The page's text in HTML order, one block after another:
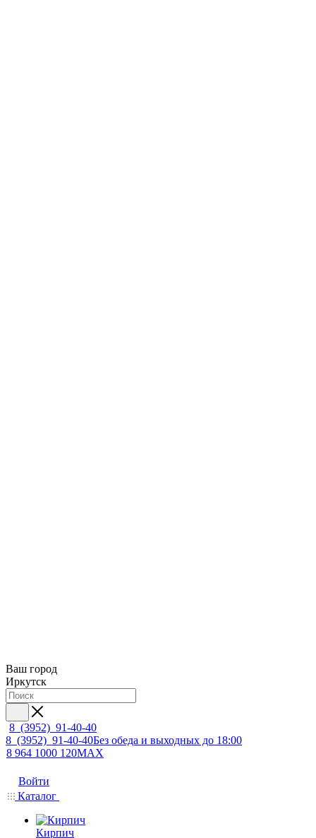
Ваш город
Иркутск
8 (3952) 91-40-40
8 (3952) 91-40-40Без обеда и выходных до 18:00
8 964 1000 120MAX
Войти
Каталог
Кирпич